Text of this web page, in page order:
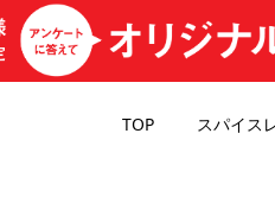
TOP スパイス